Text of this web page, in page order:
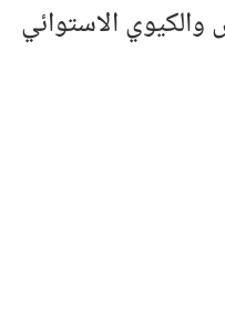
والكيوي الاستوائي